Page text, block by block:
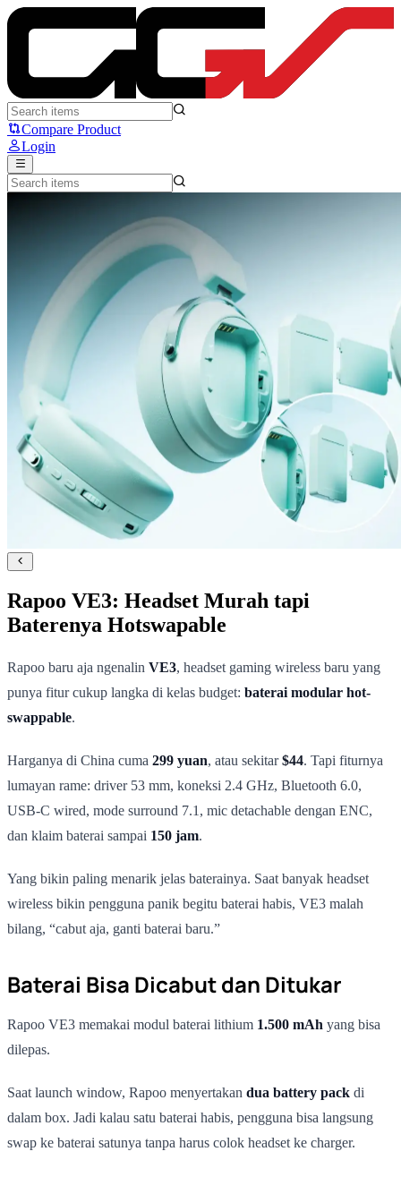
Rapoo VE3: Headset Murah tapi Baterenya Hotswapable | Good
Compare Product
Login
Rapoo VE3: Headset Murah tapi
Baterenya Hotswapable
Rapoo baru aja ngenalin VE3, headset gaming wireless baru yang
punya fitur cukup langka di kelas budget: baterai modular hot-
swappable.
Harganya di China cuma 299 yuan, atau sekitar$44. Tapi fiturnya
lumayan rame: driver 53 mm, koneksi 2.4 GHz, Bluetooth 6.0,
USB-C wired, mode surround 7.1, mic detachable dengan ENC,
dan klaim baterai sampai 150 jam.
Yang bikin paling menarik jelas baterainya. Saat banyak headset
wireless bikin pengguna panik begitu baterai habis, VE3 malah
bilang, “cabut aja, ganti baterai baru.”
Baterai Bisa Dicabut dan Ditukar
Rapoo VE3 memakai modul baterai lithium 1.500 mAh yang bisa
dilepas.
Saat launch window, Rapoo menyertakan dua battery pack di
dalam box. Jadi kalau satu baterai habis, pengguna bisa langsung
swap ke baterai satunya tanpa harus colok headset ke charger.